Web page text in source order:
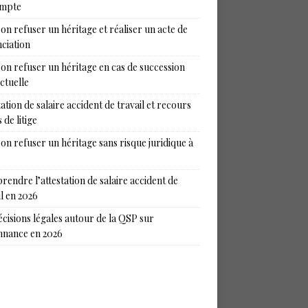
refuser un héritage et réaliser un acte de
refuser un héritage en cas de succession
de salaire accident de travail et recours
de litige
refuser un héritage sans risque juridique à
l’attestation de salaire accident de
en 2026
légales autour de la QSP sur
en 2026